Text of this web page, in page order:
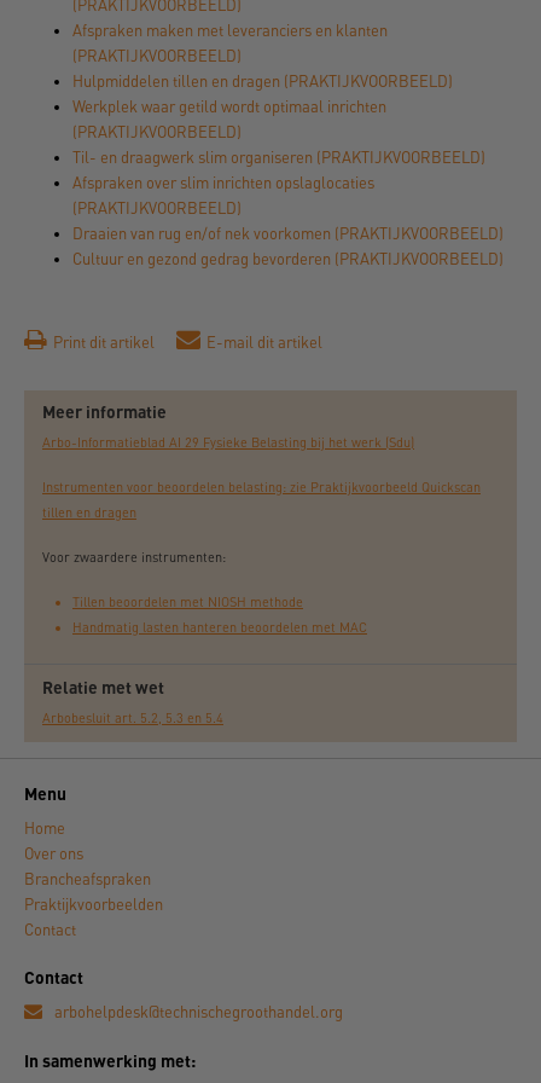
(PRAKTIJKVOORBEELD)
Afspraken maken met leveranciers en klanten
(PRAKTIJKVOORBEELD)
Hulpmiddelen tillen en dragen (PRAKTIJKVOORBEELD)
Werkplek waar getild wordt optimaal inrichten
(PRAKTIJKVOORBEELD)
Til- en draagwerk slim organiseren (PRAKTIJKVOORBEELD)
Afspraken over slim inrichten opslaglocaties
(PRAKTIJKVOORBEELD)
Draaien van rug en/of nek voorkomen (PRAKTIJKVOORBEELD)
Cultuur en gezond gedrag bevorderen (PRAKTIJKVOORBEELD)
Print dit artikel E-mail dit artikel
Meer informatie
Arbo-Informatieblad AI 29 Fysieke Belasting bij het werk (Sdu)
Instrumenten voor beoordelen belasting: zie Praktijkvoorbeeld Quickscan
tillen en dragen
Voor zwaardere instrumenten:
Tillen beoordelen met NIOSH methode
Handmatig lasten hanteren beoordelen met MAC
Relatie met wet
Arbobesluit art. 5.2, 5.3 en 5.4
Menu
Home
Over ons
Brancheafspraken
Praktijkvoorbeelden
Contact
Contact
arbohelpdesk@technischegroothandel.org
In samenwerking met: